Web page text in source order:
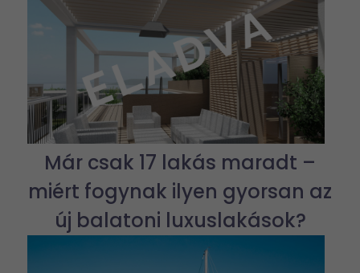
Már csak 17 lakás maradt –
miért fogynak ilyen gyorsan az
új balatoni luxuslakások?